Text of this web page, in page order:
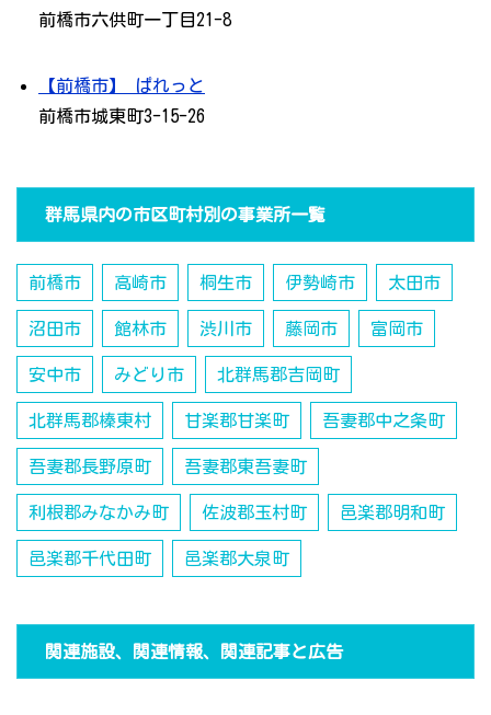
前橋市六供町一丁目21-8
【前橋市】 ぱれっと
前橋市城東町3-15-26
群馬県内の市区町村別の事業所一覧
前橋市 高崎市 桐生市 伊勢崎市 太田市
沼田市 館林市 渋川市 藤岡市 富岡市
安中市 みどり市 北群馬郡吉岡町
北群馬郡榛東村 甘楽郡甘楽町 吾妻郡中之条町
吾妻郡長野原町 吾妻郡東吾妻町
利根郡みなかみ町 佐波郡玉村町 邑楽郡明和町
邑楽郡千代田町 邑楽郡大泉町
関連施設、関連情報、関連記事と広告